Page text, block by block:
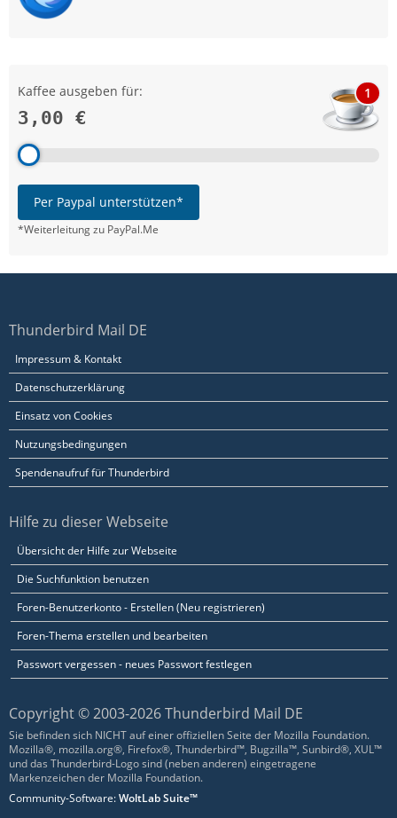
Kaffee ausgeben für:
3,00 €
1
Per Paypal unterstützen*
*Weiterleitung zu PayPal.Me
Thunderbird Mail DE
Impressum & Kontakt
Datenschutzerklärung
Einsatz von Cookies
Nutzungsbedingungen
Spendenaufruf für Thunderbird
Hilfe zu dieser Webseite
Übersicht der Hilfe zur Webseite
Die Suchfunktion benutzen
Foren-Benutzerkonto - Erstellen (Neu registrieren)
Foren-Thema erstellen und bearbeiten
Passwort vergessen - neues Passwort festlegen
Copyright © 2003-2026 Thunderbird Mail DE
Sie befinden sich NICHT auf einer offiziellen Seite der Mozilla Foundation.
Mozilla®, mozilla.org®, Firefox®, Thunderbird™, Bugzilla™, Sunbird®, XUL™
und das Thunderbird-Logo sind (neben anderen) eingetragene
Markenzeichen der Mozilla Foundation.
Community-Software:WoltLab Suite™